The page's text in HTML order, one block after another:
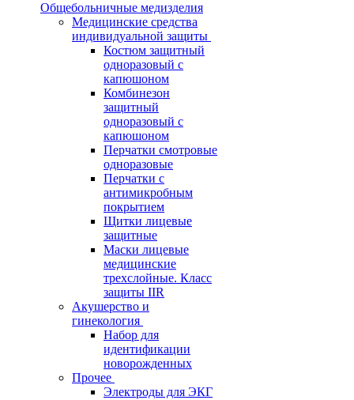
Общебольничные медизделия
Медицинские средства
индивидуальной защиты
Костюм защитный
одноразовый с
капюшоном
Комбинезон
защитный
одноразовый с
капюшоном
Перчатки смотровые
одноразовые
Перчатки с
антимикробным
покрытием
Щитки лицевые
защитные
Маски лицевые
медицинские
трехслойные. Класс
защиты IIR
Акушерство и
гинекология
Набор для
идентификации
новорожденных
Прочее
Электроды для ЭКГ